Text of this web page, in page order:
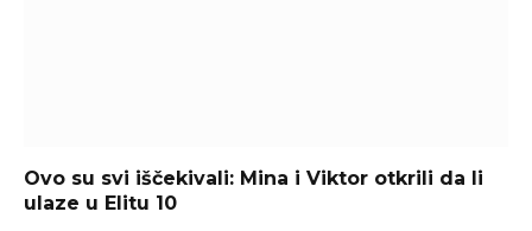
Ovo su svi iščekivali: Mina i Viktor otkrili da li
ulaze u Elitu 10